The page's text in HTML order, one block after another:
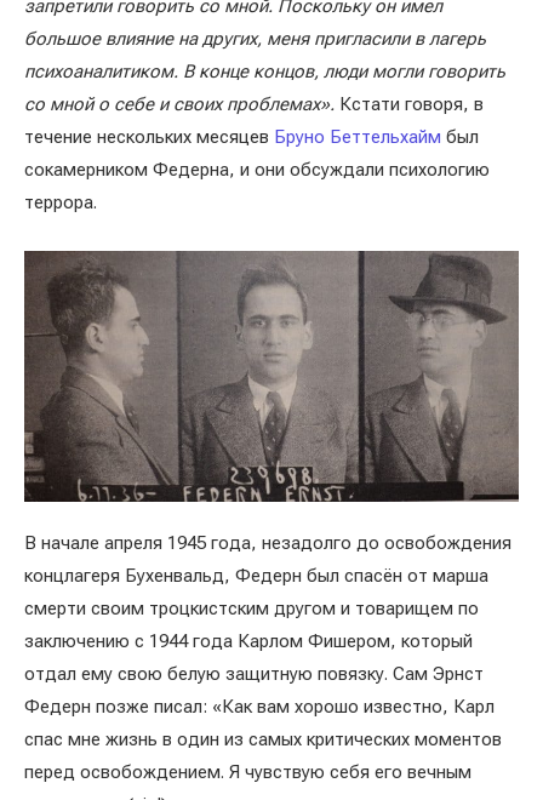
запретили говорить со мной. Поскольку он имел
большое влияние на других, меня пригласили в лагерь
психоаналитиком. В конце концов, люди могли говорить
со мной о себе и своих проблемах». Кстати говоря, в
течение нескольких месяцев Бруно Беттельхайм был
сокамерником Федерна, и они обсуждали психологию
террора.
В начале апреля 1945 года, незадолго до освобождения
концлагеря Бухенвальд, Федерн был спасён от марша
смерти своим троцкистским другом и товарищем по
заключению с 1944 года Карлом Фишером, который
отдал ему свою белую защитную повязку. Сам Эрнст
Федерн позже писал: «Как вам хорошо известно, Карл
спас мне жизнь в один из самых критических моментов
перед освобождением. Я чувствую себя его вечным